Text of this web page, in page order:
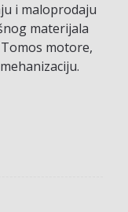
i maloprodaju
materijala
motore,